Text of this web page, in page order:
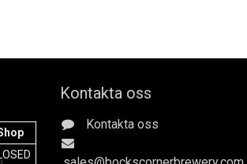
Kontakta oss
Kontakta oss